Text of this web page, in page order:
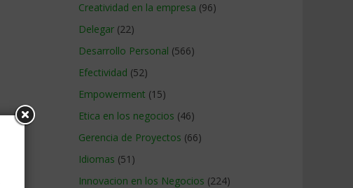
Creatividad en la empresa (96)
Delegar (22)
Desarrollo Personal (566)
Efectividad (52)
Empowerment (15)
Etica en los negocios (46)
Gerencia de Proyectos (66)
Idiomas (51)
Innovacion en los Negocios (224)